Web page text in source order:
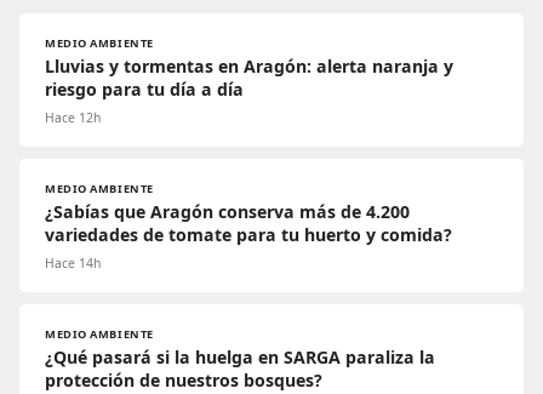
MEDIO AMBIENTE
Lluvias y tormentas en Aragón: alerta naranja y
riesgo para tu día a día
Hace 12h
MEDIO AMBIENTE
¿Sabías que Aragón conserva más de 4.200
variedades de tomate para tu huerto y comida?
Hace 14h
MEDIO AMBIENTE
¿Qué pasará si la huelga en SARGA paraliza la
protección de nuestros bosques?